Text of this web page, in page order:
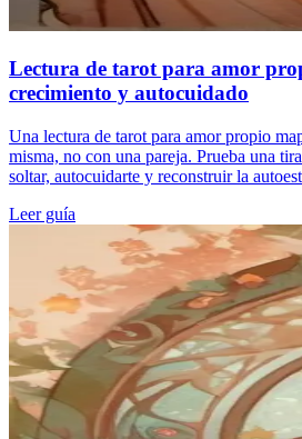
Lectura de tarot para amor
crecimiento y autocuidado
Una lectura de tarot para amor propio
misma, no con una pareja. Prueba una
soltar, autocuidarte y reconstruir la
Leer guía